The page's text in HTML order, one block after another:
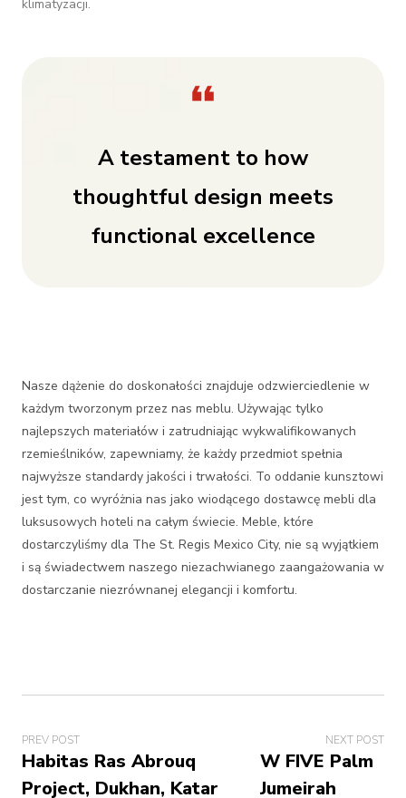
klimatyzacji.
A testament to how
thoughtful design meets
functional excellence
Nasze dążenie do doskonałości znajduje odzwierciedlenie w
każdym tworzonym przez nas meblu. Używając tylko
najlepszych materiałów i zatrudniając wykwalifikowanych
rzemieślników, zapewniamy, że każdy przedmiot spełnia
najwyższe standardy jakości i trwałości. To oddanie kunsztowi
jest tym, co wyróżnia nas jako wiodącego dostawcę mebli dla
luksusowych hoteli na całym świecie. Meble, które
dostarczyliśmy dla The St. Regis Mexico City, nie są wyjątkiem
i są świadectwem naszego niezachwianego zaangażowania w
dostarczanie niezrównanej elegancji i komfortu.
PREV POST
Habitas Ras Abrouq
Project, Dukhan, Katar
NEXT POST
W FIVE Palm
Jumeirah